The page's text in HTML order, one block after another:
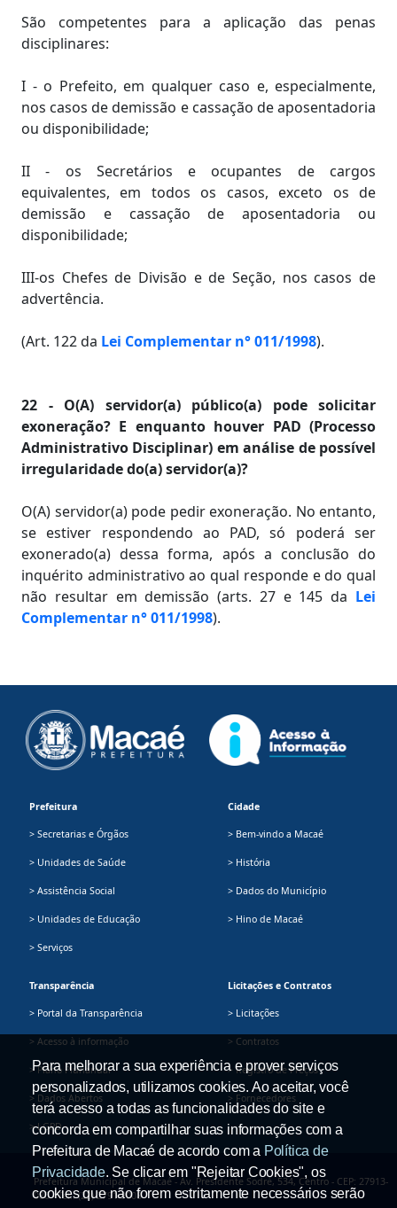
São competentes para a aplicação das penas
disciplinares:
I - o Prefeito, em qualquer caso e, especialmente,
nos casos de demissão e cassação de aposentadoria
ou disponibilidade;
II - os Secretários e ocupantes de cargos
equivalentes, em todos os casos, exceto os de
demissão e cassação de aposentadoria ou
disponibilidade;
III-os Chefes de Divisão e de Seção, nos casos de
advertência.
(Art. 122 da Lei Complementar n° 011/1998).
22 - O(A) servidor(a) público(a) pode solicitar
exoneração? E enquanto houver PAD (Processo
Administrativo Disciplinar) em análise de possível
irregularidade do(a) servidor(a)?
O(A) servidor(a) pode pedir exoneração. No entanto,
se estiver respondendo ao PAD, só poderá ser
exonerado(a) dessa forma, após a conclusão do
inquérito administrativo ao qual responde e do qual
não resultar em demissão (arts. 27 e 145 da Lei
Complementar n° 011/1998).
Prefeitura
> Secretarias e Órgãos
> Unidades de Saúde
> Assistência Social
> Unidades de Educação
> Serviços
Cidade
> Bem-vindo a Macaé
> História
> Dados do Município
> Hino de Macaé
Transparência
> Portal da Transparência
> Acesso à informação
> Plano Plurianual
> Dados Abertos
> LGPD
Licitações e Contratos
> Licitações
> Contratos
> Registro de Preços
> Fornecedores
Prefeitura Municipal de Macaé - Av. Presidente Sodré, 534, Centro - CEP: 27913-
080 - Tel.: (22) 2791-9008
Para melhorar a sua experiência e prover serviços
personalizados, utilizamos cookies. Ao aceitar, você
terá acesso a todas as funcionalidades do site e
concorda em compartilhar suas informações com a
Prefeitura de Macaé de acordo com a Política de
Privacidade. Se clicar em "Rejeitar Cookies", os
cookies que não forem estritamente necessários serão